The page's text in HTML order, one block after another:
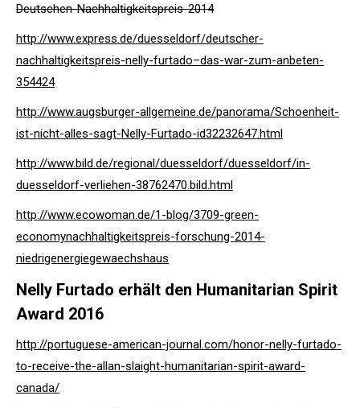
Deutschen-Nachhaltigkeitspreis-2014
http://www.express.de/duesseldorf/deutscher-
nachhaltigkeitspreis-nelly-furtado–das-war-zum-anbeten-
354424
http://www.augsburger-allgemeine.de/panorama/Schoenheit-
ist-nicht-alles-sagt-Nelly-Furtado-id32232647.html
http://www.bild.de/regional/duesseldorf/duesseldorf/in-
duesseldorf-verliehen-38762470.bild.html
http://www.ecowoman.de/1-blog/3709-green-
economynachhaltigkeitspreis-forschung-2014-
niedrigenergiegewaechshaus
Nelly Furtado erhält den Humanitarian Spirit
Award 2016
http://portuguese-american-journal.com/honor-nelly-furtado-
to-receive-the-allan-slaight-humanitarian-spirit-award-
canada/